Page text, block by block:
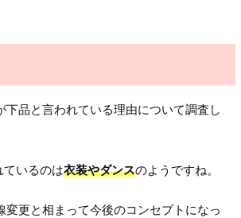
下品と言われている理由について調査し
ているのは衣装やダンスのようですね。
変更と相まって今後のコンセプトになっ